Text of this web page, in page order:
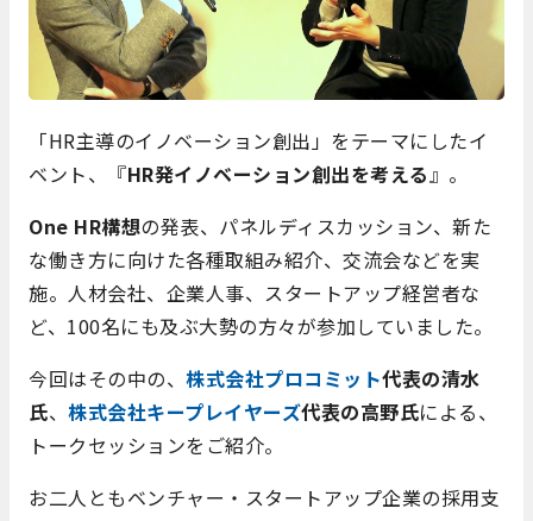
「HR主導のイノベーション創出」をテーマにしたイ
ベント、『HR発イノベーション創出を考える 』。
One HR構想の発表、パネルディスカッション、新た
な働き方に向けた各種取組み紹介、交流会などを実
施。人材会社、企業人事、スタートアップ経営者な
ど、100名にも及ぶ大勢の方々が参加していました。
今回はその中の、 株式会社プロコミット代表の清水
氏、 株式会社キープレイヤーズ代表の高野氏による、
トークセッションをご紹介。
お二人ともベンチャー・スタートアップ企業の採用支